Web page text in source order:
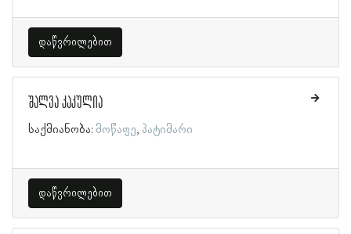
დაწვრილებით
შალვა კაკულია
საქმიანობა: მოწაფე პატიმარი
დაწვრილებით